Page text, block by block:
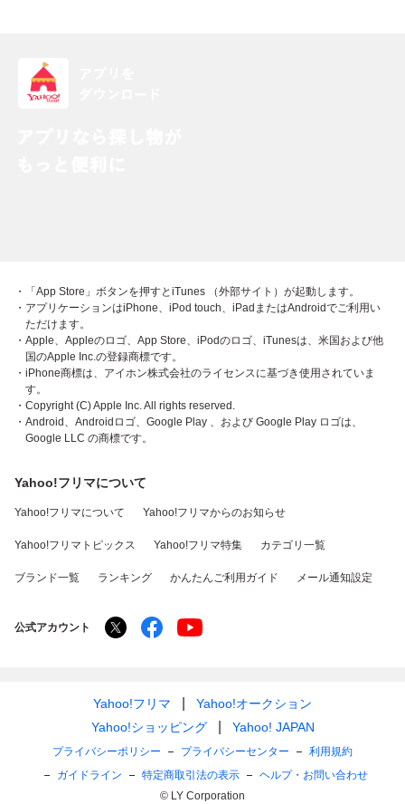
・「App Store」ボタンを押すとiTunes （外部サイト）が起動します。
・アプリケーションはiPhone、iPod touch、iPadまたはAndroidでご利用い
ただけます。
・Apple、Appleのロゴ、App Store、iPodのロゴ、iTunesは、米国および他
国のApple Inc.の登録商標です。
・iPhone商標は、アイホン株式会社のライセンスに基づき使用されていま
す。
・Copyright (C) Apple Inc. All rights reserved.
・Android、Androidロゴ、Google Play 、および Google Play ロゴは、
Google LLC の商標です。
Yahoo!フリマについて
Yahoo!フリマについて Yahoo!フリマからのお知らせ
Yahoo!フリマトピックス Yahoo!フリマ特集 カテゴリ一覧
ブランド一覧 ランキング かんたんご利用ガイド メール通知設定
公式アカウント
Yahoo!フリマ
Yahoo!オークション
Yahoo!ショッピング
Yahoo! JAPAN
プライバシーポリシー プライバシーセンター
利用規約
ガイドライン
特定商取引法の表示
ヘルプ・お問い合わせ
© LY Corporation